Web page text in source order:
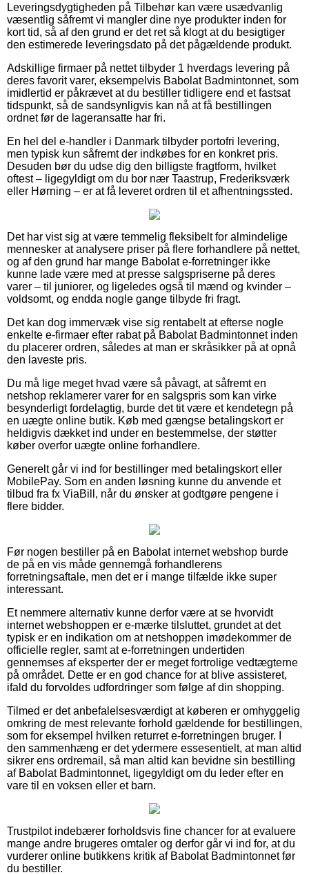
Leveringsdygtigheden på Tilbehør kan være usædvanlig
væsentlig såfremt vi mangler dine nye produkter inden for
kort tid, så af den grund er det ret så klogt at du besigtiger
den estimerede leveringsdato på det pågældende produkt.
Adskillige firmaer på nettet tilbyder 1 hverdags levering på
deres favorit varer, eksempelvis Babolat Badmintonnet, som
imidlertid er påkrævet at du bestiller tidligere end et fastsat
tidspunkt, så de sandsynligvis kan nå at få bestillingen
ordnet før de lageransatte har fri.
En hel del e-handler i Danmark tilbyder portofri levering,
men typisk kun såfremt der indkøbes for en konkret pris.
Desuden bør du udse dig den billigste fragtform, hvilket
oftest – ligegyldigt om du bor nær Taastrup, Frederiksværk
eller Hørning – er at få leveret ordren til et afhentningssted.
Det har vist sig at være temmelig fleksibelt for almindelige
mennesker at analysere priser på flere forhandlere på nettet,
og af den grund har mange Babolat e-forretninger ikke
kunne lade være med at presse salgspriserne på deres
varer – til juniorer, og ligeledes også til mænd og kvinder –
voldsomt, og endda nogle gange tilbyde fri fragt.
Det kan dog immervæk vise sig rentabelt at efterse nogle
enkelte e-firmaer efter rabat på Babolat Badmintonnet inden
du placerer ordren, således at man er skråsikker på at opnå
den laveste pris.
Du må lige meget hvad være så påvagt, at såfremt en
netshop reklamerer varer for en salgspris som kan virke
besynderligt fordelagtig, burde det tit være et kendetegn på
en uægte online butik. Køb med gængse betalingskort er
heldigvis dækket ind under en bestemmelse, der støtter
køber overfor uægte online forhandlere.
Generelt går vi ind for bestillinger med betalingskort eller
MobilePay. Som en anden løsning kunne du anvende et
tilbud fra fx ViaBill, når du ønsker at godtgøre pengene i
flere bidder.
Før nogen bestiller på en Babolat internet webshop burde
de på en vis måde gennemgå forhandlerens
forretningsaftale, men det er i mange tilfælde ikke super
interessant.
Et nemmere alternativ kunne derfor være at se hvorvidt
internet webshoppen er e-mærke tilsluttet, grundet at det
typisk er en indikation om at netshoppen imødekommer de
officielle regler, samt at e-forretningen undertiden
gennemses af eksperter der er meget fortrolige vedtægterne
på området. Dette er en god chance for at blive assisteret,
ifald du forvoldes udfordringer som følge af din shopping.
Tilmed er det anbefalelsesværdigt at køberen er omhyggelig
omkring de mest relevante forhold gældende for bestillingen,
som for eksempel hvilken returret e-forretningen bruger. I
den sammenhæng er det ydermere essesentielt, at man altid
sikrer ens ordremail, så man altid kan bevidne sin bestilling
af Babolat Badmintonnet, ligegyldigt om du leder efter en
vare til en voksen eller et barn.
Trustpilot indebærer forholdsvis fine chancer for at evaluere
mange andre brugeres omtaler og derfor går vi ind for, at du
vurderer online butikkens kritik af Babolat Badmintonnet før
du bestiller.